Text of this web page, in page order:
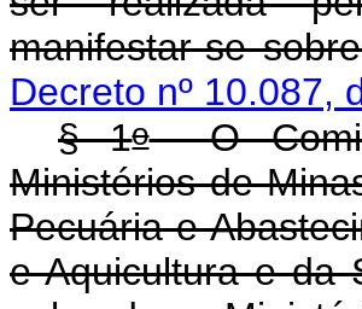
manifestar-se
Decreto nº 10.087,
§ 1oO Comitê
Ministérios de
Pecuária e
e Aquicultura e da